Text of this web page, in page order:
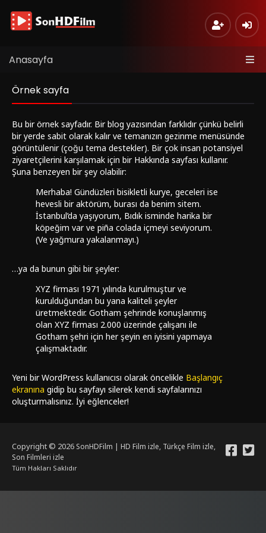
Anasayfa
Örnek sayfa
Bu bir örnek sayfadır. Bir blog yazısından farklıdır çünkü belirli
bir yerde sabit olarak kalır ve temanızın gezinme menüsünde
görüntülenir (çoğu tema destekler). Bir çok insan potansiyel
ziyaretçilerini karşılamak için bir Hakkında sayfası kullanır.
Şuna benzeyen bir şey olabilir:
Merhaba! Gündüzleri bisikletli kurye, geceleri ise
hevesli bir aktörüm, burası da benim sitem.
İstanbul’da yaşıyorum, Bıdık isminde harika bir
köpeğim var ve piña colada içmeyi seviyorum.
(Ve yağmura yakalanmayı.)
…ya da bunun gibi bir şeyler:
XYZ firması 1971 yılında kurulmuştur ve
kurulduğundan bu yana kaliteli şeyler
üretmektedir. Gotham şehrinde konuşlanmış
olan XYZ firması 2.000 üzerinde çalışanı ile
Gotham şehri için her şeyin en iyisini yapmaya
çalışmaktadır.
Yeni bir WordPress kullanıcısı olarak öncelikle Başlangıç
ekranına gidip bu sayfayı silerek kendi sayfalarınızı
oluşturmalısınız. İyi eğlenceler!
Copyright © 2026 SonHDFilm | HD Film izle, Türkçe Film izle,
Son Filmleri izle
Tüm Hakları Saklıdır